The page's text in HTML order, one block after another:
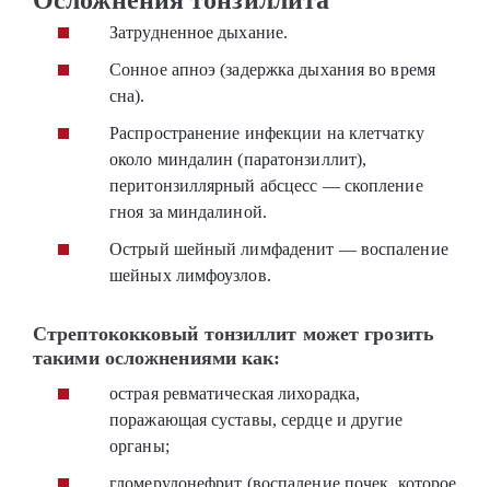
Затрудненное дыхание.
Сонное апноэ (задержка дыхания во время
сна).
Распространение инфекции на клетчатку
около миндалин (паратонзиллит),
перитонзиллярный абсцесс — скопление
гноя за миндалиной.
Острый шейный лимфаденит — воспаление
шейных лимфоузлов.
Стрептококковый тонзиллит может грозить
такими осложнениями как:
острая ревматическая лихорадка,
поражающая суставы, сердце и другие
органы;
гломерулонефрит (воспаление почек, которое